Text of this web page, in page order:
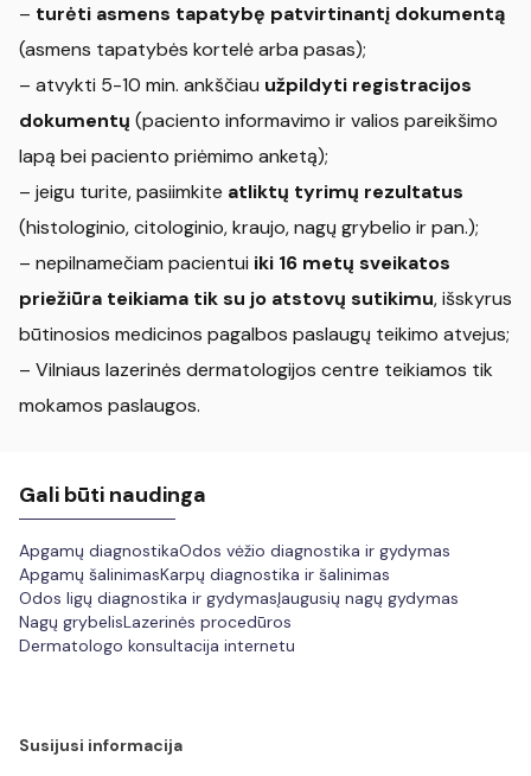
– turėti asmens tapatybę patvirtinantį dokumentą
(asmens tapatybės kortelė arba pasas);
– atvykti 5-10 min. ankščiau užpildyti registracijos
dokumentų (paciento informavimo ir valios pareikšimo
lapą bei paciento priėmimo anketą);
– jeigu turite, pasiimkite atliktų tyrimų rezultatus
(histologinio, citologinio, kraujo, nagų grybelio ir pan.);
– nepilnamečiam pacientui iki 16 metų sveikatos
priežiūra teikiama tik su jo atstovų sutikimu, išskyrus
būtinosios medicinos pagalbos paslaugų teikimo atvejus;
– Vilniaus lazerinės dermatologijos centre teikiamos tik
mokamos paslaugos.
Gali būti naudinga
Apgamų diagnostikaOdos vėžio diagnostika ir gydymas
Apgamų šalinimasKarpų diagnostika ir šalinimas
Odos ligų diagnostika ir gydymasĮaugusių nagų gydymas
Nagų grybelisLazerinės procedūros
Dermatologo konsultacija internetu
Susijusi informacija